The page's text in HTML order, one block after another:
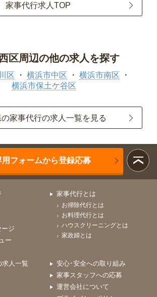
家事代行求人TOP
区周辺の他の求人を探す
区 横浜市中区
横浜市南区
横浜市保土ケ谷区
家事代行の求人一覧を見る
用フォームから登録応募
ジ
ー
家事代行とは
お掃除代行とは
お料理代行とは
ハウスクリーニングとは
家政婦とは
求人一覧
安心･安全への取り組み
家事スタッフへの応募
運営会社について